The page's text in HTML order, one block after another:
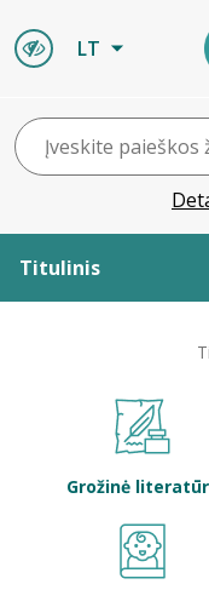
LT
Titulinis
Grožinė